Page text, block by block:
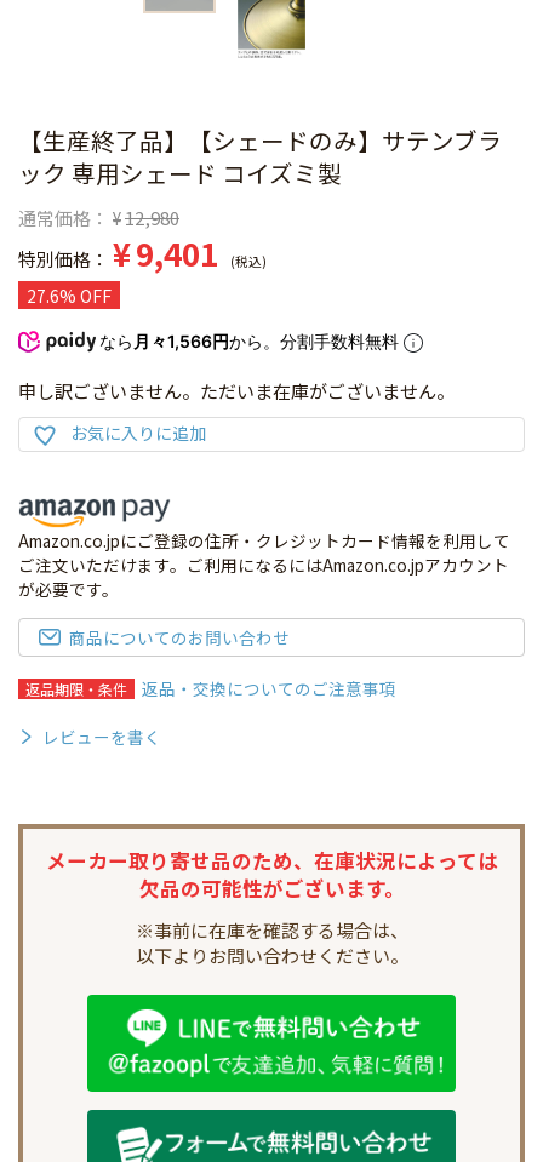
【生産終了品】【シェードのみ】サテンブラ
ック 専用シェード コイズミ製
通常価格 ¥12,980
特別価格
¥9,401 税込
27.6% OFF
なら 月々1,566円から。分割手数料無料
申し訳ございません。ただいま在庫がございません。
Amazon.co.jpにご登録の住所・クレジットカード情報を利用して
ご注文いただけます。ご利用になるにはAmazon.co.jpアカウント
が必要です。
商品についてのお問い合わせ
返品期限・条件
返品・交換についてのご注意事項
レビューを書く
メーカー取り寄せ品のため、 在庫状況によっては
欠品の可能性がございます。
※事前に在庫を確認する場合は、
以下よりお問い合わせください。